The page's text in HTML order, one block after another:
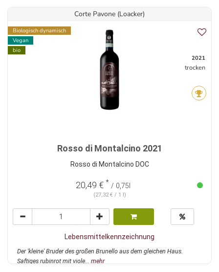
Corte Pavone (Loacker)
Biologisch dynamisch
Vegan
bio
2021
trocken
Rosso di Montalcino 2021
Rosso di Montalcino DOC
20,49 € * / 0,75l
(27,32 € / 1 l)
Lebensmittelkennzeichnung
Der 'kleine' Bruder des großen Brunello aus dem gleichen Haus.
Saftiges rubinrot mit viole... mehr